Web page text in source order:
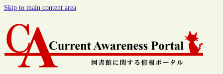
Skip to main content area